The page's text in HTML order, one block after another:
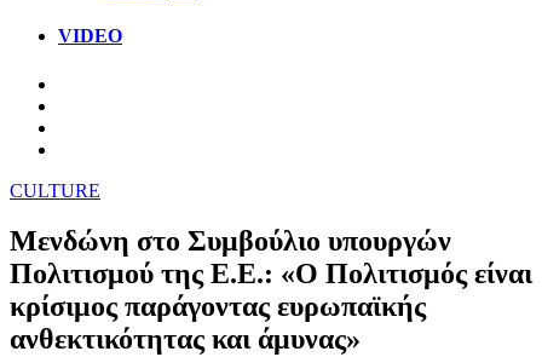
VIDEO
CULTURE
Μενδώνη στο Συμβούλιο υπουργών
Πολιτισμού της Ε.Ε.: «Ο Πολιτισμός είναι
κρίσιμος παράγοντας ευρωπαϊκής
ανθεκτικότητας και άμυνας»